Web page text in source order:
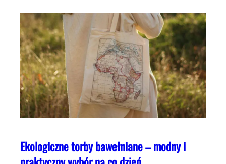
Ekologiczne torby bawełniane – modny i